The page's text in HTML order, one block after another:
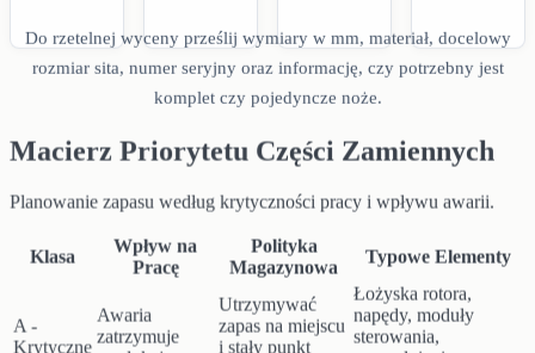
Do rzetelnej wyceny prześlij wymiary w mm, materiał, docelowy
rozmiar sita, numer seryjny oraz informację, czy potrzebny jest
komplet czy pojedyncze noże.
Macierz Priorytetu Części Zamiennych
Planowanie zapasu według krytyczności pracy i wpływu awarii.
Klasa
Wpływ na
Pracę
Polityka
Magazynowa
Typowe Elementy
A -
Krytyczne
Awaria
zatrzymuje
Utrzymywać
zapas na miejscu
i stały punkt
Łożyska rotora,
napędy, moduły
sterowania,